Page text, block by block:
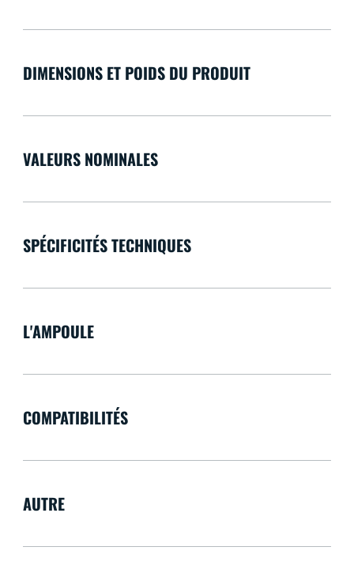
DIMENSIONS ET POIDS DU PRODUIT
VALEURS NOMINALES
SPÉCIFICITÉS TECHNIQUES
L'AMPOULE
COMPATIBILITÉS
AUTRE